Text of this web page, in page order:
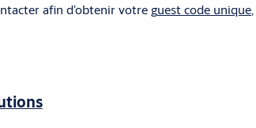
afin d’obtenir votre guest code unique